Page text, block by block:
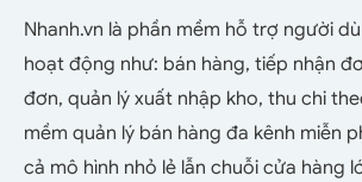
Nhanh.vn là phần mềm hỗ trợ người
hoạt động như: bán hàng, tiếp nhận
đơn, quản lý xuất nhập kho, thu chi
mềm quản lý bán hàng đa kênh miễn
cả mô hình nhỏ lẻ lẫn chuỗi cửa hàng